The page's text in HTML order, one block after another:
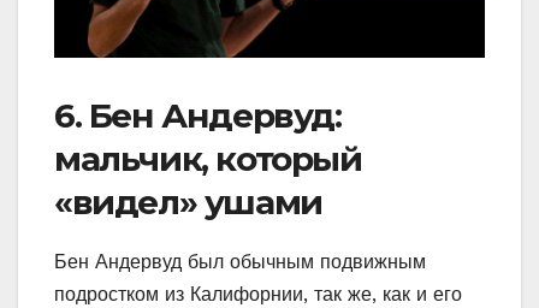
6. Бен Андервуд:
мальчик, который
«видел» ушами
Бен Андервуд был обычным подвижным
подростком из Калифорнии, так же, как и его